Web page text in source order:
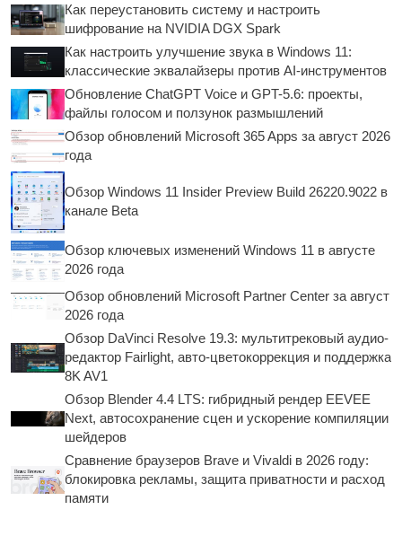
Как переустановить систему и настроить
шифрование на NVIDIA DGX Spark
Как настроить улучшение звука в Windows 11:
классические эквалайзеры против AI-инструментов
Обновление ChatGPT Voice и GPT-5.6: проекты,
файлы голосом и ползунок размышлений
Обзор обновлений Microsoft 365 Apps за август 2026
года
Обзор Windows 11 Insider Preview Build 26220.9022 в
канале Beta
Обзор ключевых изменений Windows 11 в августе
2026 года
Обзор обновлений Microsoft Partner Center за август
2026 года
Обзор DaVinci Resolve 19.3: мультитрековый аудио-
редактор Fairlight, авто-цветокоррекция и поддержка
8K AV1
Обзор Blender 4.4 LTS: гибридный рендер EEVEE
Next, автосохранение сцен и ускорение компиляции
шейдеров
Сравнение браузеров Brave и Vivaldi в 2026 году:
блокировка рекламы, защита приватности и расход
памяти